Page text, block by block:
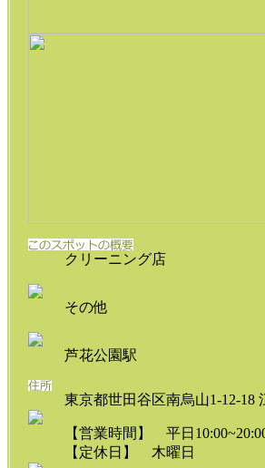
クリーニング店
その他
芦花公園駅
東京都世田谷区南烏山1-12-18
【営業時間】 平日
【定休日】 木曜日